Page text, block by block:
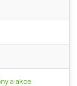
a akce